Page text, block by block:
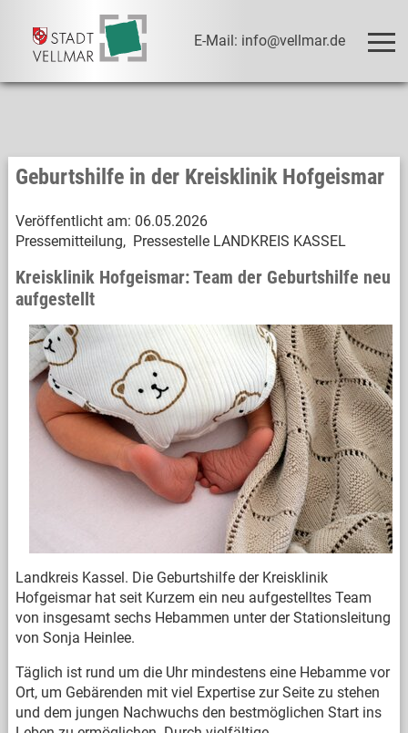
E-Mail: info@vellmar.de
Geburtshilfe in der Kreisklinik Hofgeismar
Veröffentlicht am: 06.05.2026
Pressemitteilung, Pressestelle LANDKREIS KASSEL
Kreisklinik Hofgeismar: Team der Geburtshilfe neu
aufgestellt
Landkreis Kassel. Die Geburtshilfe der Kreisklinik
Hofgeismar hat seit Kurzem ein neu aufgestelltes Team
von insgesamt sechs Hebammen unter der Stationsleitung
von Sonja Heinlee.
Täglich ist rund um die Uhr mindestens eine Hebamme vor
Ort, um Gebärenden mit viel Expertise zur Seite zu stehen
und dem jungen Nachwuchs den bestmöglichen Start ins